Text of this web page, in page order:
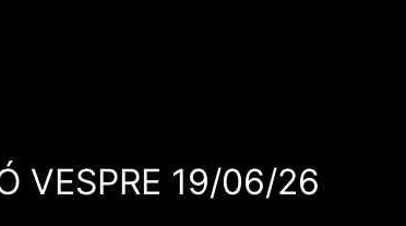
VESPRE 19/06/26